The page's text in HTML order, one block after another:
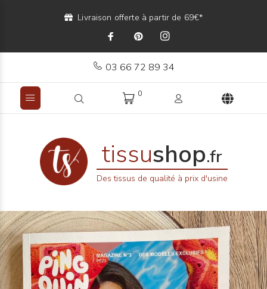
Livraison offerte à partir de 69€*
03 66 72 89 34
0
tissushop.fr
Des tissus de qualité à prix d'usine